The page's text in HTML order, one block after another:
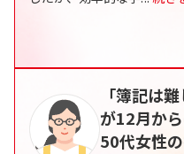
「簿記は
が12月か
50代女性